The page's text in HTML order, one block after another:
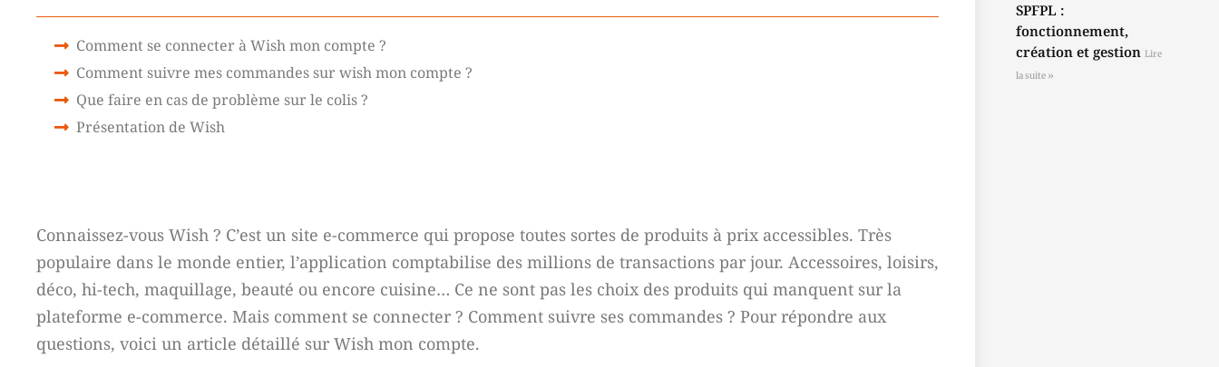
Comment se connecter à Wish mon compte ?
Comment suivre mes commandes sur wish mon compte ?
Que faire en cas de problème sur le colis ?
Présentation de Wish
Connaissez-vous Wish ? C’est un site e-commerce qui propose toutes sortes de produits à prix accessibles. Très
populaire dans le monde entier, l’application comptabilise des millions de transactions par jour. Accessoires, loisirs,
déco, hi-tech, maquillage, beauté ou encore cuisine… Ce ne sont pas les choix des produits qui manquent sur la
plateforme e-commerce. Mais comment se connecter ? Comment suivre ses commandes ? Pour répondre aux
questions, voici un article détaillé sur Wish mon compte.
SPFPL :
fonctionnement,
création et gestionLire
la suite »